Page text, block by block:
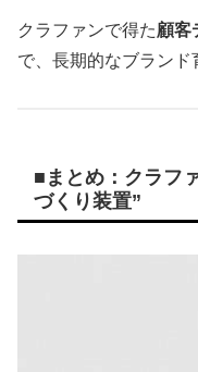
クラファンで得た顧客
で、長期的なブランド
■まとめ：クラフ
づくり装置”